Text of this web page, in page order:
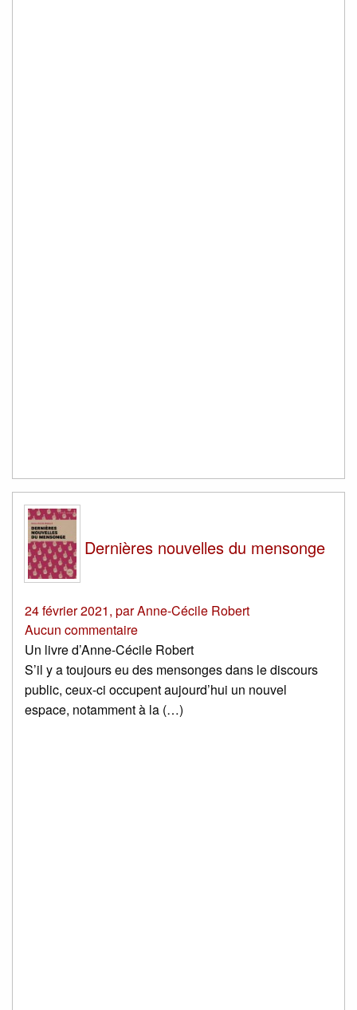
Dernières nouvelles du mensonge
24 février 2021, parAnne-Cécile Robert
Aucun commentaire
Un livre d’Anne-Cécile Robert
S’il y a toujours eu des mensonges dans le discours
public, ceux-ci occupent aujourd’hui un nouvel
espace, notamment à la (…)